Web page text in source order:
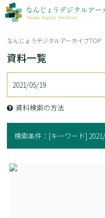
なんじょうデジタルアーカイブTOP
資料一覧
資料検索の方法
検索条件： [キーワード]